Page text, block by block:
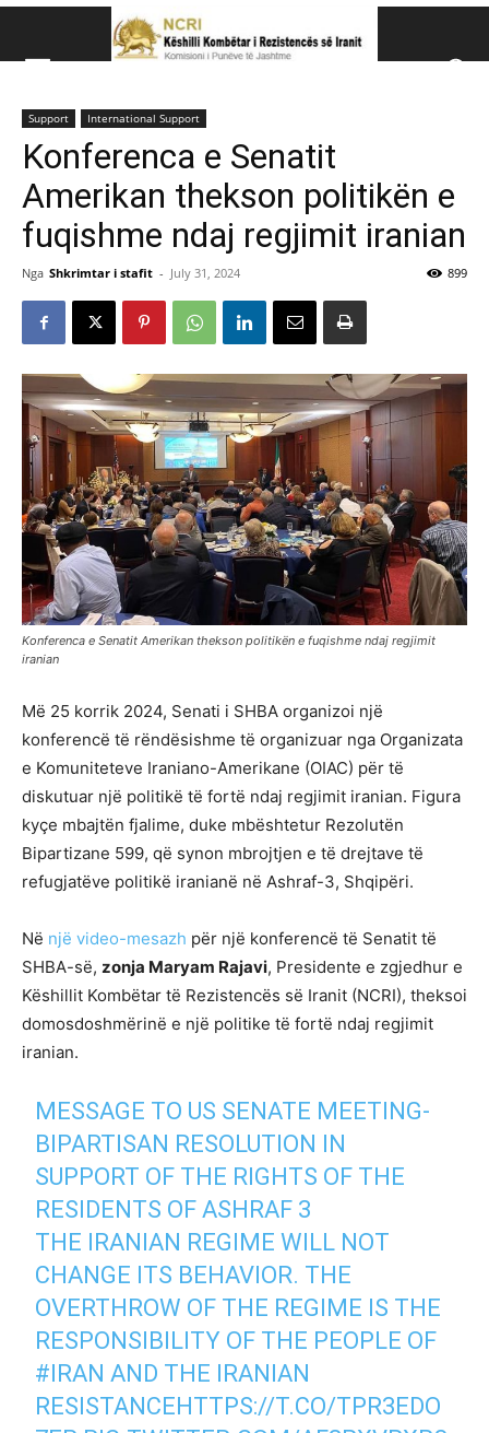
Këshillit Kombëtar të Rezistencës së Iranit (NCRI)
Support International Support
Konferenca e Senatit
Amerikan thekson politikën e
fuqishme ndaj regjimit iranian
Nga Shkrimtar i stafit - July 31, 2024 899
Konferenca e Senatit Amerikan thekson politikën e fuqishme ndaj regjimit
iranian
Më 25 korrik 2024, Senati i SHBA organizoi një
konferencë të rëndësishme të organizuar nga Organizata
e Komuniteteve Iraniano-Amerikane (OIAC) për të
diskutuar një politikë të fortë ndaj regjimit iranian. Figura
kyçe mbajtën fjalime, duke mbështetur Rezolutën
Bipartizane 599, që synon mbrojtjen e të drejtave të
refugjatëve politikë iranianë në Ashraf-3, Shqipëri.
Në një video-mesazh për një konferencë të Senatit të
SHBA-së, zonja Maryam Rajavi, Presidente e zgjedhur e
Këshillit Kombëtar të Rezistencës së Iranit (NCRI), theksoi
domosdoshmërinë e një politike të fortë ndaj regjimit
iranian.
MESSAGE TO US SENATE MEETING-
BIPARTISAN RESOLUTION IN
SUPPORT OF THE RIGHTS OF THE
RESIDENTS OF ASHRAF 3
THE IRANIAN REGIME WILL NOT
CHANGE ITS BEHAVIOR. THE
OVERTHROW OF THE REGIME IS THE
RESPONSIBILITY OF THE PEOPLE OF
#IRAN AND THE IRANIAN
RESISTANCEHTTPS://T.CO/TPR3EDO